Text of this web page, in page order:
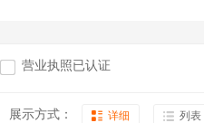
营业执照已认证
展示方式： 详细 列表